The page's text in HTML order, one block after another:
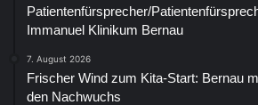
Patientenfürsprecher/
Immanuel Klinikum Bernau
7. August 2026
Frischer Wind zum Kita-Start: Bernau
den Nachwuchs